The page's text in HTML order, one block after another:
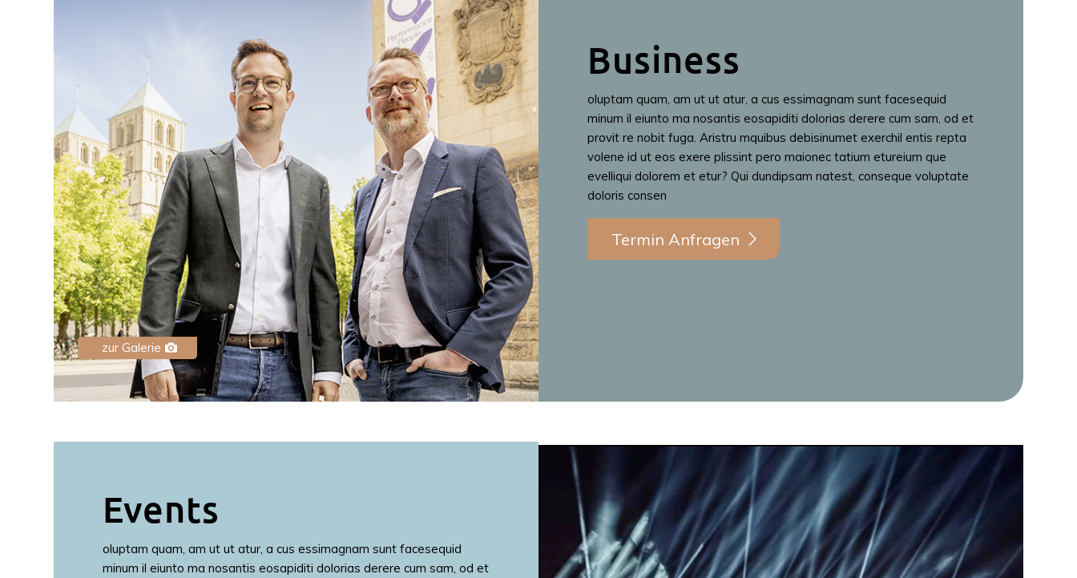
zur Galerie
Business
oluptam quam, am ut ut atur, a cus essimagnam sunt facesequid
minum il eiunto ma nosantis eosapiditi dolorias derere cum sam, od et
provit re nobit fuga. Aristru mquibus debisinumet exerchil entis repta
volene id ut eos exere plissint pero maionec tatium etureium que
evelliqui dolorem et etur? Qui dundipsam natest, conseque voluptate
doloris consen
Termin Anfragen
Events
oluptam quam, am ut ut atur, a cus essimagnam sunt facesequid
minum il eiunto ma nosantis eosapiditi dolorias derere cum sam, od et